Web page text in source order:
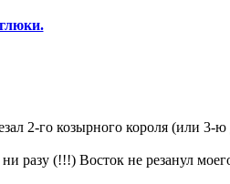
2-го козырного короля (или 3-ю
разу (!!!) Восток не резанул